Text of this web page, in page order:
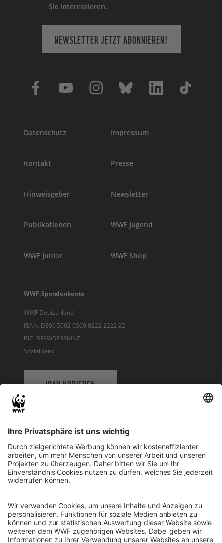
Sie interessieren.
NEWSLETTER JETZT ABONNIEREN!
Datenschutz Impressum
Kontakt Presse
Hinweisgeber Newsletter
Publikationen WWF Jugend
WWF Junior WWF Shop
WWF-Spendenkonto
WWF Deutschland
IBAN: DE06 5502 0500 0222 2222 22
BIC: BFSWDE33MNZ
SozialBank
IBAN KOPIEREN
WWF Deutschland
Reinhardtstr. 18
10117 Berlin
Ihre Spende kann steuerlich geltend gemacht werden
Registriert als Stiftung WWF Deutschland, Senatsverwaltung für